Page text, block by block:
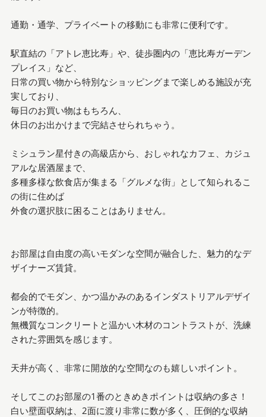
通勤・通学、プライベートの移動にも非常に便利です。
駅直結の「アトレ恵比寿」や、徒歩圏内の「恵比寿ガーデン
プレイス」など、
日常の買い物から特別なショッピングまで楽しめる施設が充
実しており、
毎日のお買い物はもちろん、
休日のお出かけまで完結させられちゃう。
ミシュラン星付きの高級店から、おしゃれなカフェ、カジュ
アルな居酒屋まで、
多種多様な飲食店が集まる「グルメな街」として知られるこ
の街に住めば
外食の選択肢に困ることはありません。
お部屋は自由度の高いモダンな空間が融合した、魅力的なデ
ザイナーズ賃貸。
都会的でモダン、かつ温かみのあるインダストリアルデザイ
ンが特徴的。
無機質なコンクリートと温かい木材のコントラストが、洗練
された雰囲気を感じます。
天井が高く、非常に開放的な空間なのも嬉しいポイント。
そしてこのお部屋の1番のときめきポイントは収納の多さ！
白い壁面収納は、2面に渡り非常に数が多く、圧倒的な収納